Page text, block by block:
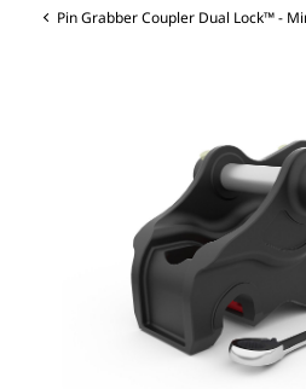
Pin Grabber Coupler Dual Lock™ -